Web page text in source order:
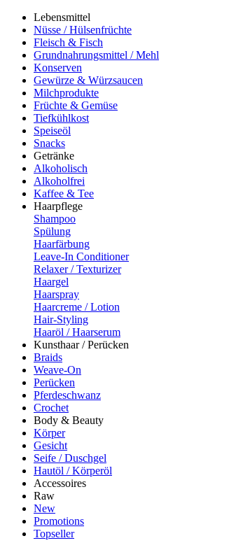
Lebensmittel
Nüsse / Hülsenfrüchte
Fleisch & Fisch
Grundnahrungsmittel / Mehl
Konserven
Gewürze & Würzsaucen
Milchprodukte
Früchte & Gemüse
Tiefkühlkost
Speiseöl
Snacks
Getränke
Alkoholisch
Alkoholfrei
Kaffee & Tee
Haarpflege
Shampoo
Spülung
Haarfärbung
Leave-In Conditioner
Relaxer / Texturizer
Haargel
Haarspray
Haarcreme / Lotion
Hair-Styling
Haaröl / Haarserum
Kunsthaar / Perücken
Braids
Weave-On
Perücken
Pferdeschwanz
Crochet
Body & Beauty
Körper
Gesicht
Seife / Duschgel
Hautöl / Körperöl
Accessoires
Raw
New
Promotions
Topseller